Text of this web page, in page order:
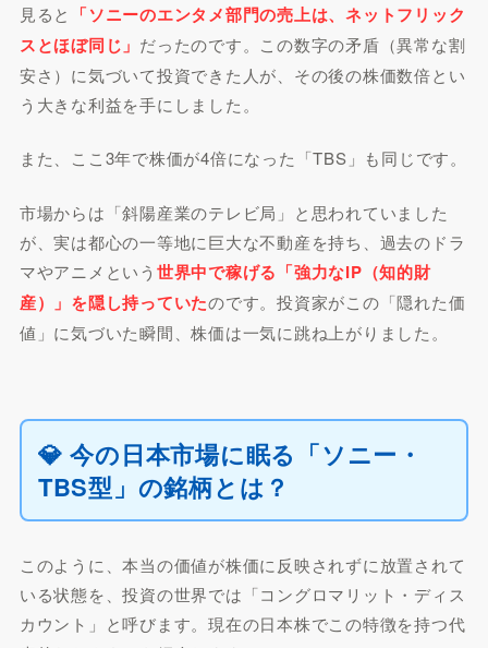
見ると
「ソニーのエンタメ部門の売上は、ネットフリック
スとほぼ同じ」 だったのです。この数字の矛盾（異常な割
安さ）に気づいて投資できた人が、その後の株価数倍とい
う大きな利益を手にしました。
また、ここ3年で株価が4倍になった「TBS」も同じです。
市場からは「斜陽産業のテレビ局」と思われていました
が、実は都心の一等地に巨大な不動産を持ち、過去のドラ
マやアニメという 世界中で稼げる「強力なIP（知的財
産）」を隠し持っていたのです。投資家がこの「隠れた価
値」に気づいた瞬間、株価は一気に跳ね上がりました。
💎 今の日本市場に眠る「ソニー・
TBS型」の銘柄とは？
このように、本当の価値が株価に反映されずに放置されて
いる状態を、投資の世界では「コングロマリット・ディス
カウント」と呼びます。現在の日本株でこの特徴を持つ代